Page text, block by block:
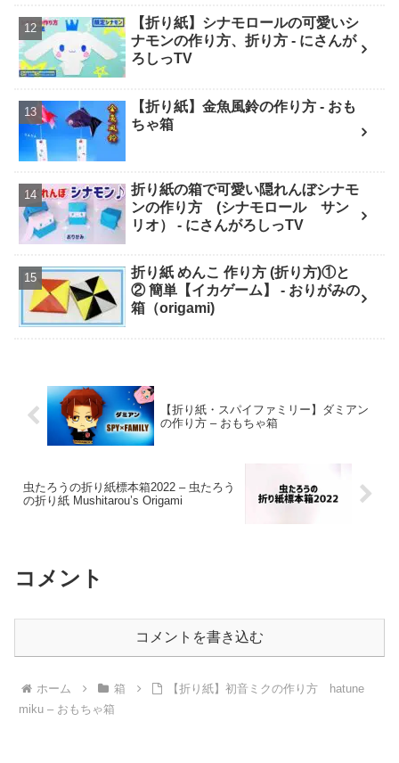
SodaCatOrigami 楽しい折り紙♪
【折り紙】シナモロールの可愛いシ
ナモンの作り方、折り方 - にさんが
ろしっTV
【折り紙】金魚風鈴の作り方 - おも
ちゃ箱
折り紙の箱で可愛い隠れんぼシナモ
ンの作り方 (シナモロール サン
リオ） - にさんがろしっTV
折り紙 めんこ 作り方 (折り方)①と
② 簡単【イカゲーム】 - おりがみの
箱（origami)
【折り紙・スパイファミリー】ダミアン
の作り方 – おもちゃ箱
虫たろうの折り紙標本箱2022 – 虫たろう
の折り紙 Mushitarou’s Origami
コメント
コメントを書き込む
ホーム 箱
【折り紙】初音ミクの作り方 hatune
miku – おもちゃ箱